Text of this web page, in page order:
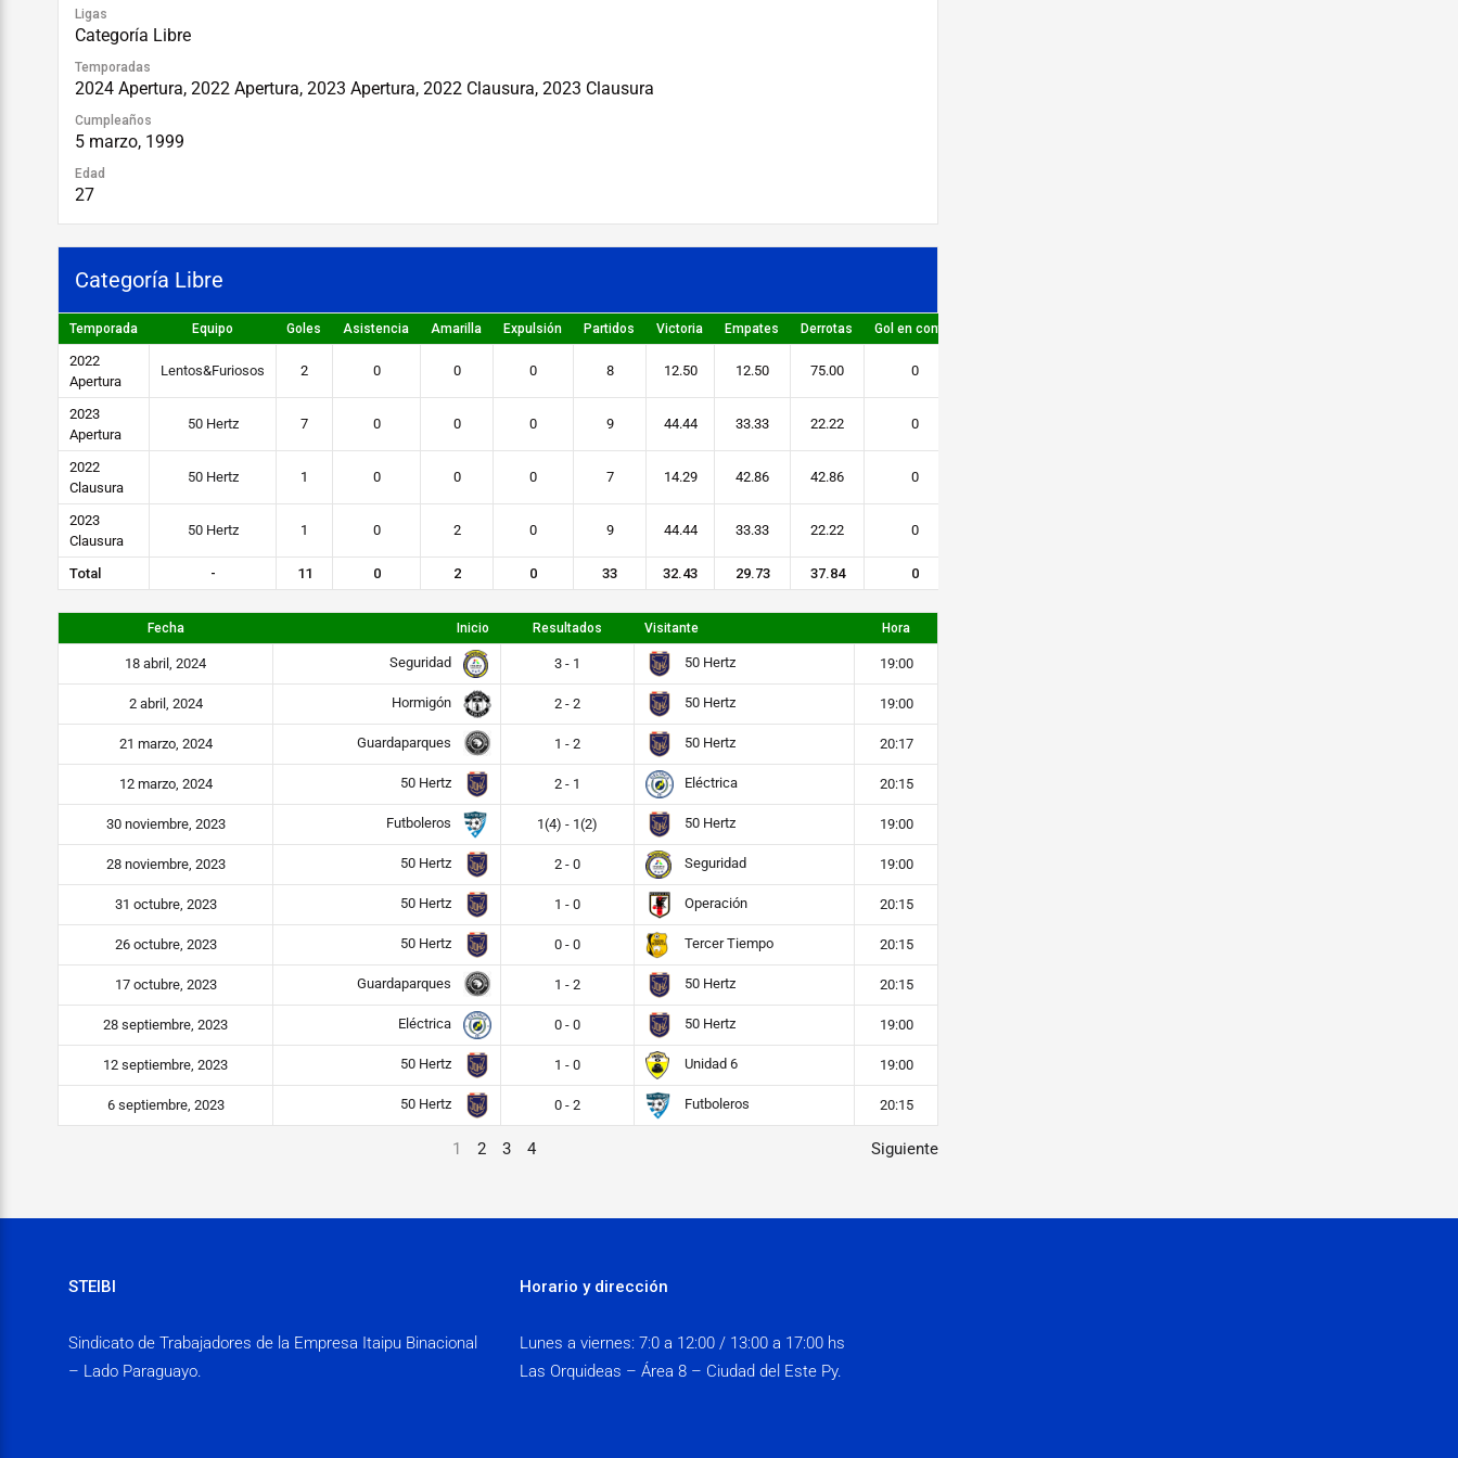
Ligas
Categoría Libre
Temporadas
2024 Apertura, 2022 Apertura, 2023 Apertura, 2022 Clausura, 2023 Clausura
Cumpleaños
5 marzo, 1999
Edad
27
Categoría Libre
Temporada Equipo Goles Asistencia Amarilla Expulsión Partidos Victoria Empates Derrotas Gol en contra
2022
Apertura
Lentos&Furiosos 2 0 0 0 8 12.50 12.50 75.00 0
2023
Apertura
50 Hertz 7 0 0 0 9 44.44 33.33 22.22 0
2022
Clausura
50 Hertz 1 0 0 0 7 14.29 42.86 42.86 0
2023
Clausura
50 Hertz 1 0 2 0 9 44.44 33.33 22.22 0
Total - 11 0 2 0 33 32.43 29.73 37.84 0
Fecha Inicio Resultados Visitante Hora
18 abril, 2024 Seguridad 3 - 1 50 Hertz 19:00
2 abril, 2024 Hormigón 2 - 2 50 Hertz 19:00
21 marzo, 2024 Guardaparques 1 - 2 50 Hertz 20:17
12 marzo, 2024 50 Hertz 2 - 1 Eléctrica 20:15
30 noviembre, 2023 Futboleros 1(4) - 1(2) 50 Hertz 19:00
28 noviembre, 2023 50 Hertz 2 - 0 Seguridad 19:00
31 octubre, 2023 50 Hertz 1 - 0 Operación 20:15
26 octubre, 2023 50 Hertz 0 - 0 Tercer Tiempo 20:15
17 octubre, 2023 Guardaparques 1 - 2 50 Hertz 20:15
28 septiembre, 2023 Eléctrica 0 - 0 50 Hertz 19:00
12 septiembre, 2023 50 Hertz 1 - 0 Unidad 6 19:00
6 septiembre, 2023 50 Hertz 0 - 2 Futboleros 20:15
1 2 3 4 Siguiente
STEIBI
Sindicato de Trabajadores de la Empresa Itaipu Binacional
– Lado Paraguayo.
Horario y dirección
Lunes a viernes: 7:0 a 12:00 / 13:00 a 17:00 hs
Las Orquideas – Área 8 – Ciudad del Este Py.